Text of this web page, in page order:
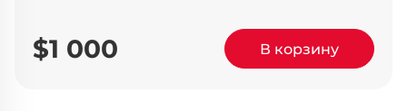
$1 000 В корзину